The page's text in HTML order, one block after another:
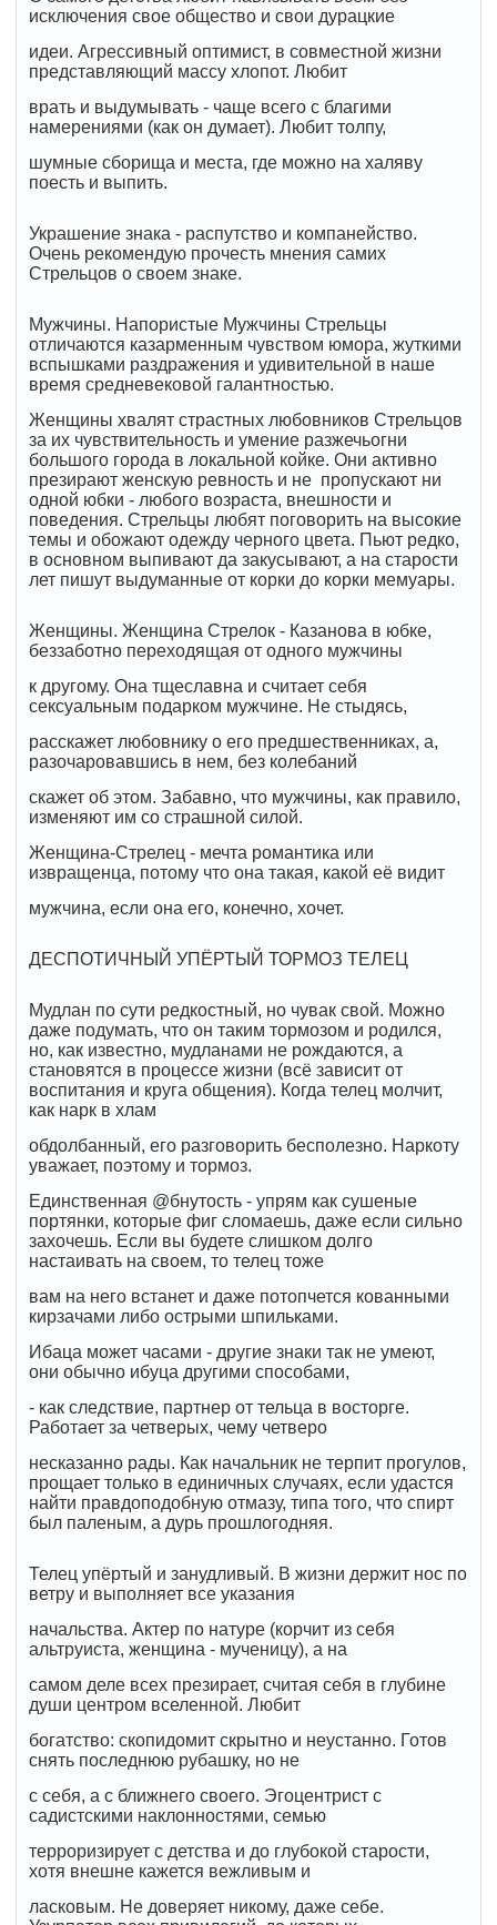
исключения свое общество и свои дурацкие
идеи. Агрессивный оптимист, в совместной жизни
представляющий массу хлопот. Любит
врать и выдумывать - чаще всего с благими
намерениями (как он думает). Любит толпу,
шумные сборища и места, где можно на халяву
поесть и выпить.
Украшение знака - распутство и компанейство.
Очень рекомендую прочесть мнения самих
Стрельцов о своем знаке.
Мужчины. Напористые Мужчины Cтрельцы
отличаются казарменным чувством юмора, жуткими
вспышками раздражения и удивительной в наше
время средневековой галантностью.
Женщины хвалят страстных любовников Стрельцов
за их чувствительность и умение разжечьогни
большого города в локальной койке. Они активно
презирают женскую ревность и не пропускают ни
одной юбки - любого возраста, внешности и
поведения. Стрельцы любят поговорить на высокие
темы и обожают одежду черного цвета. Пьют редко,
в основном выпивают да закусывают, а на старости
лет пишут выдуманные от корки до корки мемуары.
Женщины. Женщина Стрелок - Казанова в юбке,
беззаботно переходящая от одного мужчины
к другому. Она тщеславна и считает себя
сексуальным подарком мужчине. Не стыдясь,
расскажет любовнику о его предшественниках, а,
разочаровавшись в нем, без колебаний
скажет об этом. Забавно, что мужчины, как правило,
изменяют им со страшной силой.
Женщина-Стрелец - мечта романтика или
извращенца, потому что она такая, какой её видит
мужчина, если она его, конечно, хочет.
ДЕСПОТИЧНЫЙ УПЁРТЫЙ ТОРМОЗ ТЕЛЕЦ
Мудлан по сути редкостный, но чувак свой. Можно
даже подумать, что он таким тормозом и родился,
но, как известно, мудланами не рождаются, а
становятся в процессе жизни (всё зависит от
воспитания и круга общения). Когда телец молчит,
как нарк в хлам
обдолбанный, его разговорить бесполезно. Наркоту
уважает, поэтому и тормоз.
Единственная @бнутость - упрям как сушеные
портянки, которые фиг сломаешь, даже если сильно
захочешь. Если вы будете слишком долго
настаивать на своем, то телец тоже
вам на него встанет и даже потопчется кованными
кирзачами либо острыми шпильками.
Ибаца может часами - другие знаки так не умеют,
они обычно ибуца другими способами,
- как следствие, партнер от тельца в восторге.
Работает за четверых, чему четверо
несказанно рады. Как начальник не терпит прогулов,
прощает только в единичных случаях, если удастся
найти правдоподобную отмазу, типа того, что спирт
был паленым, а дурь прошлогодняя.
Телец упёртый и занудливый. В жизни держит нос по
ветру и выполняет все указания
начальства. Актер по натуре (корчит из себя
альтруиста, женщина - мученицу), а на
самом деле всех презирает, считая себя в глубине
души центром вселенной. Любит
богатство: скопидомит скрытно и неустанно. Готов
снять последнюю рубашку, но не
с себя, а с ближнего своего. Эгоцентрист с
садистскими наклонностями, семью
терроризирует с детства и до глубокой старости,
хотя внешне кажется вежливым и
ласковым. Не доверяет никому, даже себе.